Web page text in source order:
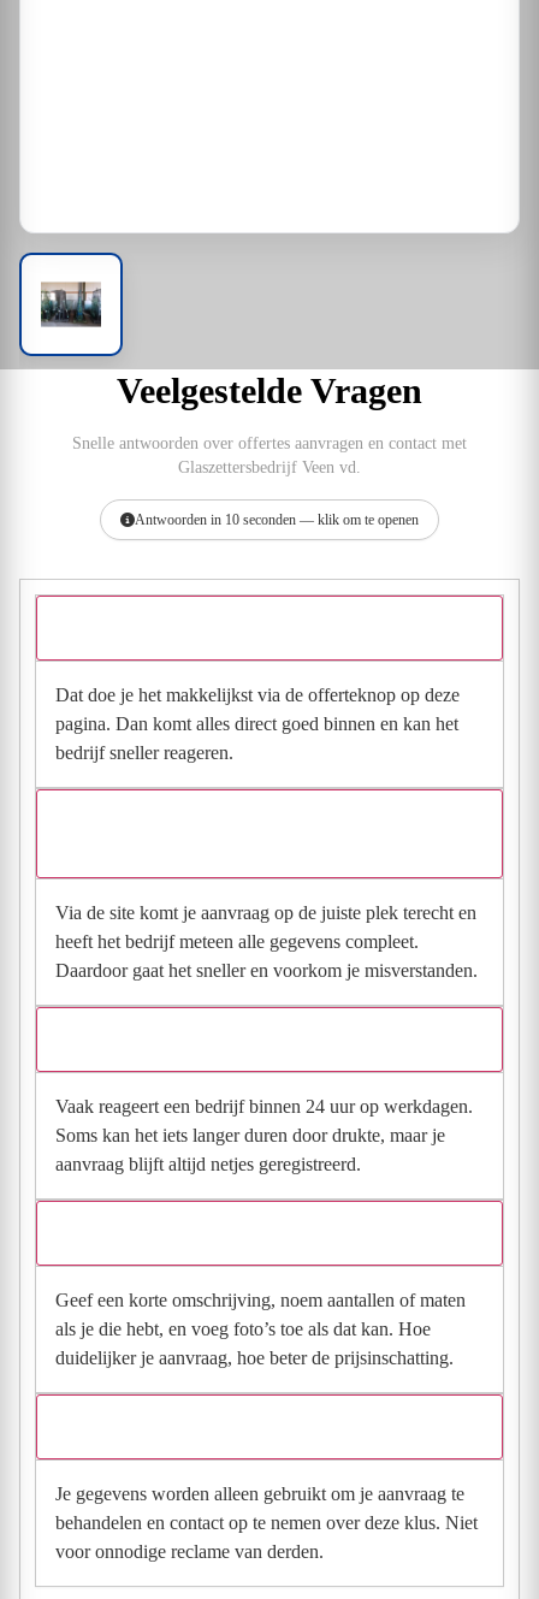
Veelgestelde Vragen
Snelle antwoorden over offertes aanvragen en contact met
Glaszettersbedrijf Veen vd.
Antwoorden in 10 seconden — klik om te openen
Dat doe je het makkelijkst via de offerteknop op deze
pagina. Dan komt alles direct goed binnen en kan het
bedrijf sneller reageren.
Via de site komt je aanvraag op de juiste plek terecht en
heeft het bedrijf meteen alle gegevens compleet.
Daardoor gaat het sneller en voorkom je misverstanden.
Vaak reageert een bedrijf binnen 24 uur op werkdagen.
Soms kan het iets langer duren door drukte, maar je
aanvraag blijft altijd netjes geregistreerd.
Geef een korte omschrijving, noem aantallen of maten
als je die hebt, en voeg foto’s toe als dat kan. Hoe
duidelijker je aanvraag, hoe beter de prijsinschatting.
Je gegevens worden alleen gebruikt om je aanvraag te
behandelen en contact op te nemen over deze klus. Niet
voor onnodige reclame van derden.